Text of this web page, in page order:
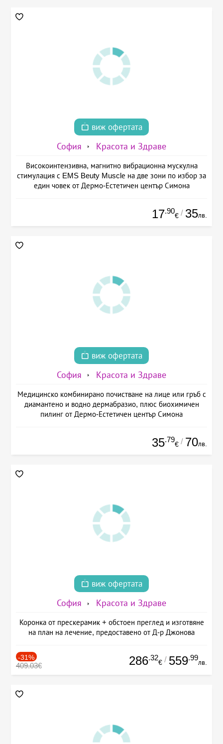
виж офертата
София Красота и Здраве
Високоинтензивна, магнитно вибрационна мускулна
стимулация с EMS Beuty Musclе на две зони по избор за
един човек от Дермо-Естетичен център Симона
17.90
€ / 35лв.
виж офертата
София Красота и Здраве
Медицинско комбинирано почистване на лице или гръб с
диамантено и водно дермабразио, плюс биохимичен
пилинг от Дермо-Естетичен център Симона
35.79
€ / 70лв.
виж офертата
София Красота и Здраве
Коронка от прескерамик + обстоен преглед и изготвяне
на план на лечение, предоставено от Д-р Джонова
-31%
409.03€ 286.32
€ / 559.99
лв.